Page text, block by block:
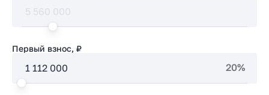
Первый взнос, ₽
20%